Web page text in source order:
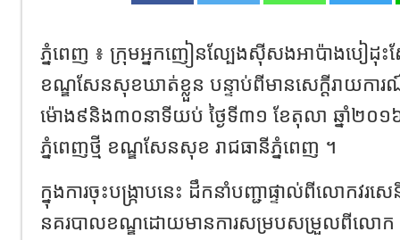
ភ្នំពេញ ៖ ក្រុមអ្នកញៀនល្បែងស៊ីសងអាប៉ាងបៀដុះស្
ខណ្ឌសែនសុខឃាត់ខ្លួន បន្ទាប់ពីមានសេក្តីរាយកា
ម៉ោង៩និង៣០នាទីយប់ ថ្ងៃទី៣១ ខែតុលា ឆ្នាំ២០១
ភ្នំពេញថ្មី ខណ្ឌសែនសុខ រាជធានីភ្នំពេញ ។
ក្នុងការចុះបង្ក្រាបនេះ ដឹកនាំបញ្ជាផ្ទាល់ពីលោកវ
នគរបាលខណ្ឌដោយមានការសម្របសម្រួលពីលោក